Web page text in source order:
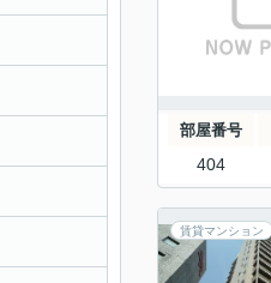
部屋番号
404
賃貸マンション